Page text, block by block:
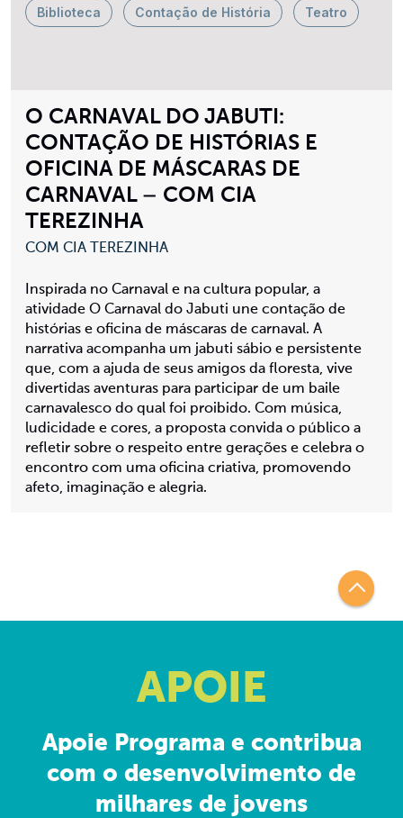
O CARNAVAL DO JABUTI:
CONTAÇÃO DE HISTÓRIAS E
OFICINA DE MÁSCARAS DE
CARNAVAL – COM CIA
TEREZINHA
COM CIA TEREZINHA
Inspirada no Carnaval e na cultura popular, a
atividade O Carnaval do Jabuti une contação de
histórias e oficina de máscaras de carnaval. A
narrativa acompanha um jabuti sábio e persistente
que, com a ajuda de seus amigos da floresta, vive
divertidas aventuras para participar de um baile
carnavalesco do qual foi proibido. Com música,
ludicidade e cores, a proposta convida o público a
refletir sobre o respeito entre gerações e celebra o
encontro com uma oficina criativa, promovendo
afeto, imaginação e alegria.
Biblioteca Contação de História Teatro
APOIE
Apoie Programa e contribua
com o desenvolvimento de
milhares de jovens